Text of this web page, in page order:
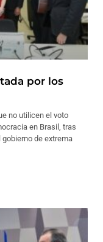
por los
no utilicen el voto
en Brasil, tras
de extrema